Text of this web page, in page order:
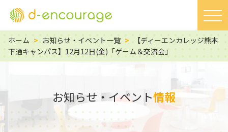
ホーム > お知らせ・イベント一覧 >
【ディーエンカレッジ熊本
下通キャンパス】12月12日(金)「ゲーム＆交流会」
お知らせ・イベント情報